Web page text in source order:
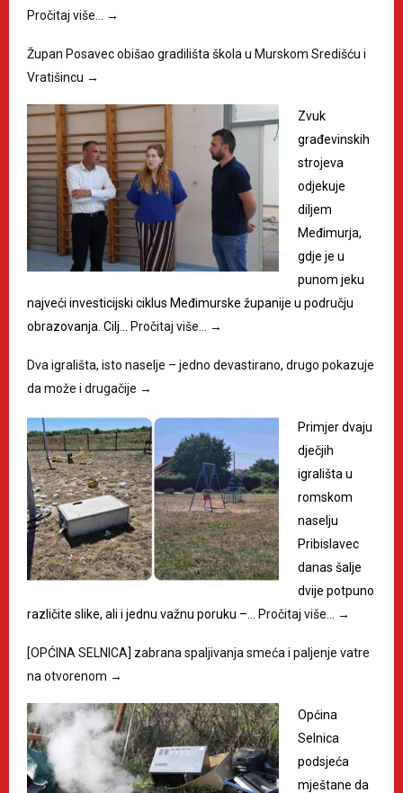
Pročitaj više…
→
Župan Posavec obišao gradilišta škola u Murskom Središću i
Vratišincu →
Zvuk
građevinskih
strojeva
odjekuje
diljem
Međimurja,
gdje je u
punom jeku
najveći investicijski ciklus Međimurske županije u području
obrazovanja. Cilj…
Pročitaj više… →
Dva igrališta, isto naselje – jedno devastirano, drugo pokazuje
da može i drugačije →
Primjer dvaju
dječjih
igrališta u
romskom
naselju
Pribislavec
danas šalje
dvije potpuno
različite slike, ali i jednu važnu poruku –…
Pročitaj više… →
[OPĆINA SELNICA] zabrana spaljivanja smeća i paljenje vatre
na otvorenom →
Općina
Selnica
podsjeća
mještane da